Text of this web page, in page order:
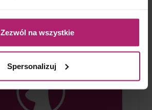
Zezwól na wszystkie
Spersonalizuj